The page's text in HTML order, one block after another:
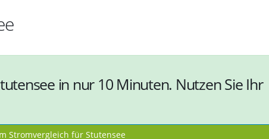
in nur 10 Minuten. Nutzen Sie Ihr
Stromvergleich für Stutensee